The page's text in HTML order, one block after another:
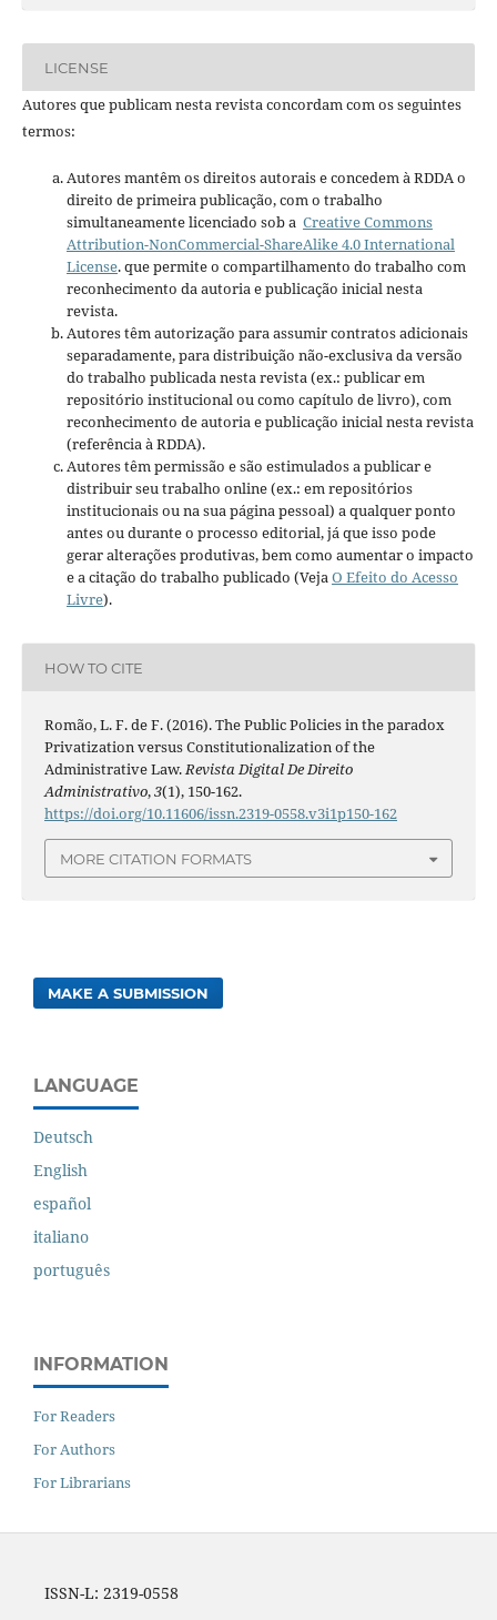
LICENSE
Autores que publicam nesta revista concordam com os seguintes
termos:
Autores mantêm os direitos autorais e concedem à RDDA o
direito de primeira publicação, com o trabalho
simultaneamente licenciado sob a Creative Commons
Attribution-NonCommercial-ShareAlike 4.0 International
License. que permite o compartilhamento do trabalho com
reconhecimento da autoria e publicação inicial nesta
revista.
Autores têm autorização para assumir contratos adicionais
separadamente, para distribuição não-exclusiva da versão
do trabalho publicada nesta revista (ex.: publicar em
repositório institucional ou como capítulo de livro), com
reconhecimento de autoria e publicação inicial nesta revista
(referência à RDDA).
Autores têm permissão e são estimulados a publicar e
distribuir seu trabalho online (ex.: em repositórios
institucionais ou na sua página pessoal) a qualquer ponto
antes ou durante o processo editorial, já que isso pode
gerar alterações produtivas, bem como aumentar o impacto
e a citação do trabalho publicado (VejaO Efeito do Acesso
Livre).
HOW TO CITE
Romão, L. F. de F. (2016). The Public Policies in the paradox
Privatization versus Constitutionalization of the
Administrative Law.Revista Digital De Direito
Administrativo,3(1), 150-162.
https://doi.org/10.11606/issn.2319-0558.v3i1p150-162
MORE CITATION FORMATS
MAKE A SUBMISSION
LANGUAGE
Deutsch
English
español
italiano
português
INFORMATION
For Readers
For Authors
For Librarians
ISSN-L: 2319-0558